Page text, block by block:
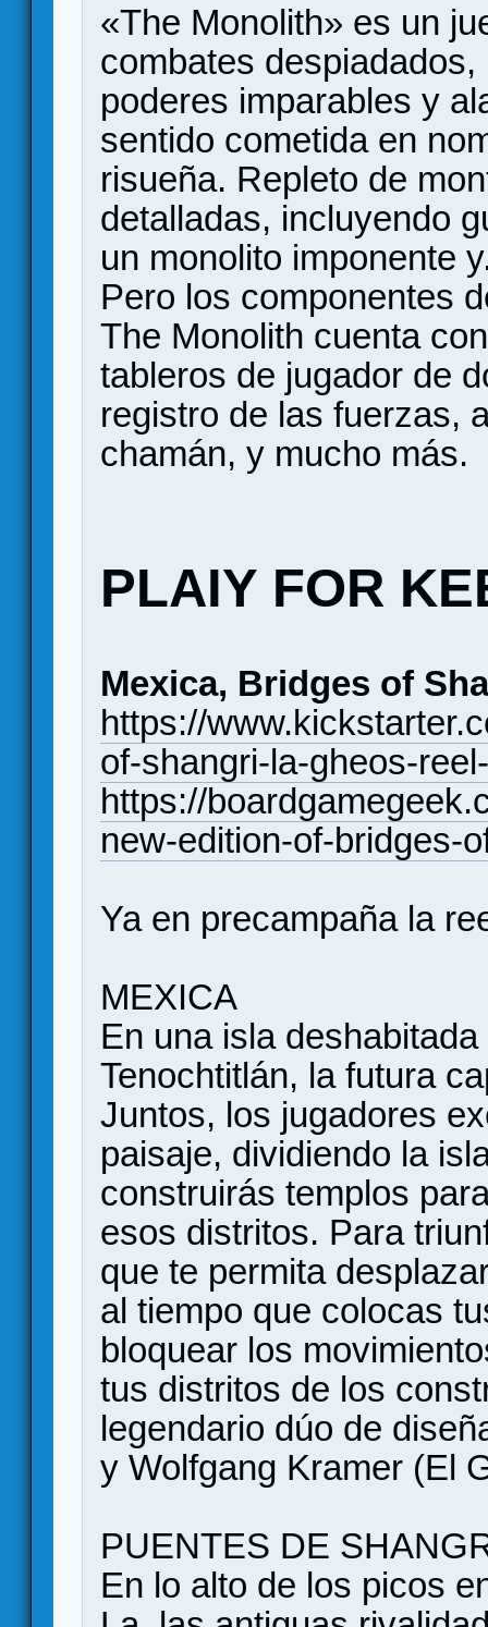
«The Monolith» es un
combates
poderes imparables y
sentido cometida en
risueña. Repleto de
detalladas, incluyendo
un monolito imponente
Pero los componentes
The Monolith cuenta
tableros de jugador de
registro de las fuerzas,
chamán, y mucho más.
PLAIY FOR
Mexica, Bridges of
https://
of-shangri-la-gheos-
https://
new-edition-of-bridges-
Ya en precampaña la
MEXICA
En una isla
Tenochtitlán, la futura
Juntos, los jugadores
paisaje, dividiendo la
construirás templos
esos distritos. Para
que te permita
al tiempo que colocas
bloquear los
tus distritos de los
legendario dúo de
y Wolfgang Kramer (El
PUENTES DE
En lo alto de los picos